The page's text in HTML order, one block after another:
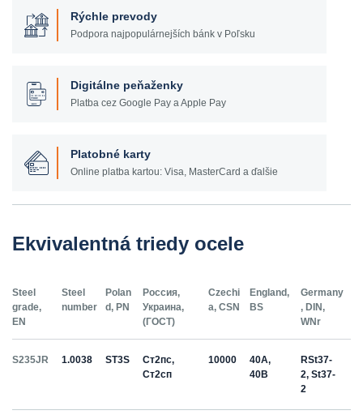
Rýchle prevody
Podpora najpopulárnejších bánk v Poľsku
Digitálne peňaženky
Platba cez Google Pay a Apple Pay
Platobné karty
Online platba kartou: Visa, MasterCard a ďalšie
Ekvivalentná triedy ocele
Steel
grade,
EN
Steel
number
Polan
d, PN
Россия,
Украина,
(ГОСТ)
Czechi
a, CSN
England,
BS
Germany
, DIN,
WNr
S235JR 1.0038 ST3S
Ст2пс,
Ст2сп
10000
40A,
40B
RSt37-
2, St37-
2